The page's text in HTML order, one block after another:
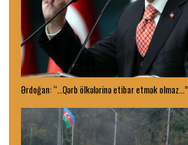
Ərdoğan: “…Qərb ölkələrinə etibar etmək olmaz…”